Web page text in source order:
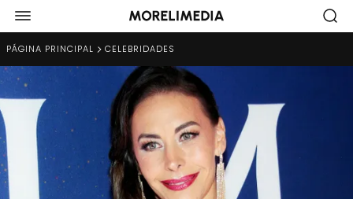
PÁGINA PRINCIPAL CELEBRIDADES